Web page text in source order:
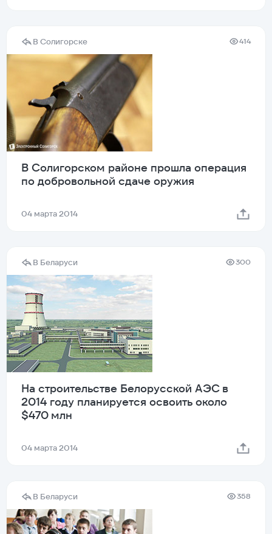
В Солигорске 414
В Солигорском районе прошла операция
по добровольной сдаче оружия
04 марта 2014
В Беларуси 300
На строительстве Белорусской АЭС в
2014 году планируется освоить около
$470 млн
04 марта 2014
В Беларуси 358